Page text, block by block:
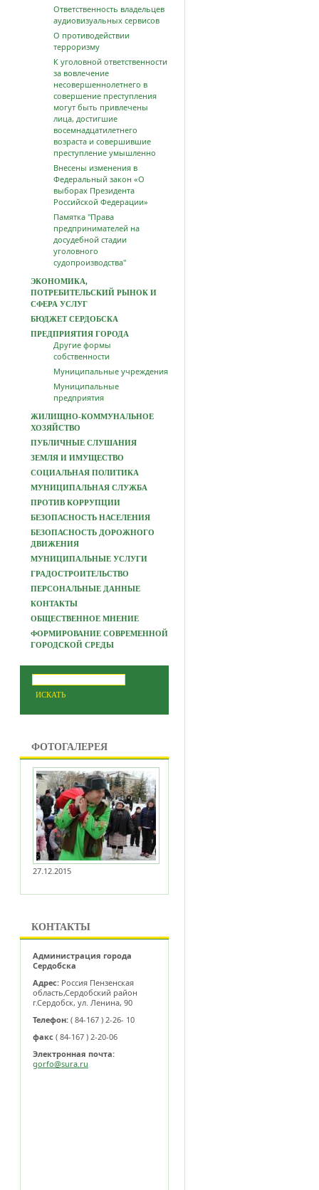
Ответственность владельцев
аудиовизуальных сервисов
О противодействии
терроризму
К уголовной ответственности
за вовлечение
несовершеннолетнего в
совершение преступления
могут быть привлечены
лица, достигшие
восемнадцатилетнего
возраста и совершившие
преступление умышленно
Внесены изменения в
Федеральный закон «О
выборах Президента
Российской Федерации»
Памятка "Права
предпринимателей на
досудебной стадии
уголовного
судопроизводства"
ЭКОНОМИКА,
ПОТРЕБИТЕЛЬСКИЙ РЫНОК И
СФЕРА УСЛУГ
БЮДЖЕТ СЕРДОБСКА
ПРЕДПРИЯТИЯ ГОРОДА
Другие формы
собственности
Муниципальные учреждения
Муниципальные
предприятия
ЖИЛИЩНО-КОММУНАЛЬНОЕ
ХОЗЯЙСТВО
ПУБЛИЧНЫЕ СЛУШАНИЯ
ЗЕМЛЯ И ИМУЩЕСТВО
СОЦИАЛЬНАЯ ПОЛИТИКА
МУНИЦИПАЛЬНАЯ СЛУЖБА
ПРОТИВ КОРРУПЦИИ
БЕЗОПАСНОСТЬ НАСЕЛЕНИЯ
БЕЗОПАСНОСТЬ ДОРОЖНОГО
ДВИЖЕНИЯ
МУНИЦИПАЛЬНЫЕ УСЛУГИ
ГРАДОСТРОИТЕЛЬСТВО
ПЕРСОНАЛЬНЫЕ ДАННЫЕ
КОНТАКТЫ
ОБЩЕСТВЕННОЕ МНЕНИЕ
ФОРМИРОВАНИЕ СОВРЕМЕННОЙ
ГОРОДСКОЙ СРЕДЫ
ФОТОГАЛЕРЕЯ
27.12.2015
КОНТАКТЫ
Администрация города
Сердобска
Адрес: Россия Пензенская
область,Сердобский район
г.Сердобск, ул. Ленина, 90
Телефон: ( 84-167 ) 2-26- 10
факс ( 84-167 ) 2-20-06
Электронная почта:
gorfo@sura.ru